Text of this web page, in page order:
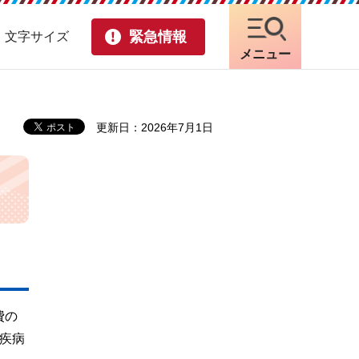
文字サイズ 緊急情報
メニュー
更新日：2026年7月1日
の
病